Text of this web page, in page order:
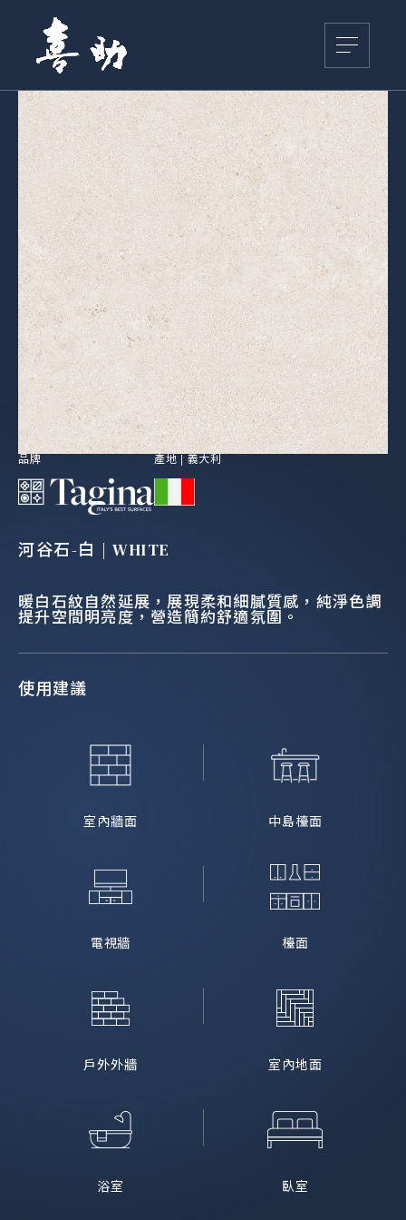
品牌 產地 | 義大利
河谷石-白 | WHITE
暖白石紋自然延展，展現柔和細膩質感，純淨色調
提升空間明亮度，營造簡約舒適氛圍。
使用建議
室內牆面 中島檯面
電視牆 檯面
戶外外牆 室內地面
浴室 臥室